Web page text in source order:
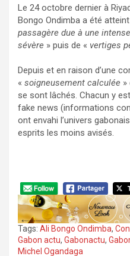
Le 24 octobre dernier à
Bongo Ondimba a été atteint
passagère due à une
sévère » puis de « vertiges
Depuis et en raison d’une
« soigneusement calculée »
se sont lâchés. Chacun y
fake news (informations
ont envahi l’univers
esprits les moins avisés.
Tags: Ali Bongo Ondimba,
Gabon actu, Gabonactu,
Michel Ogandaga